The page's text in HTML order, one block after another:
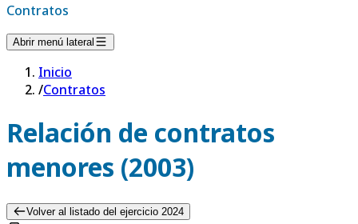
Contratos
Abrir menú lateral
Inicio
/Contratos
Relación de contratos
menores (2003)
Volver al listado del ejercicio 2024